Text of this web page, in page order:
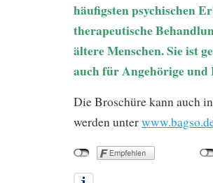
häufigsten psychischen
therapeutische
ältere Menschen. Sie ist
auch für Angehörige und
Die Broschüre kann auch
werden unter